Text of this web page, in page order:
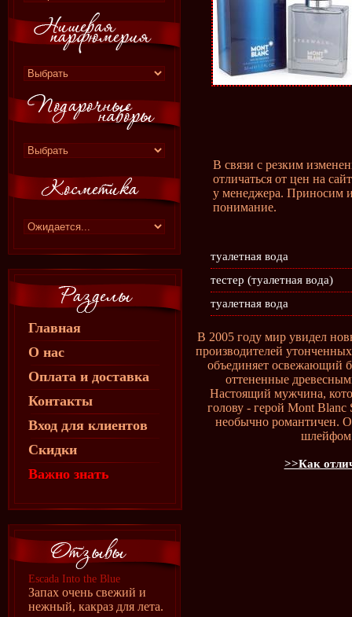
Главная
О нас
Оплата и доставка
Контакты
Вход для клиентов
Скидки
Важно знать
Escada Into the Blue
Запах очень свежий и
нежный, какраз для лета.
В связи с резким
отличаться от цен на
у менеджера. Приносим
понимание.
туалетная вода
тестер (туалетная вода)
туалетная вода
В 2005 году мир увидел
производителей
объединяет освежающий
оттененные
Настоящий мужчина,
голову - герой Mont Blanc
необычно романтичен.
шлейфом
>>Как